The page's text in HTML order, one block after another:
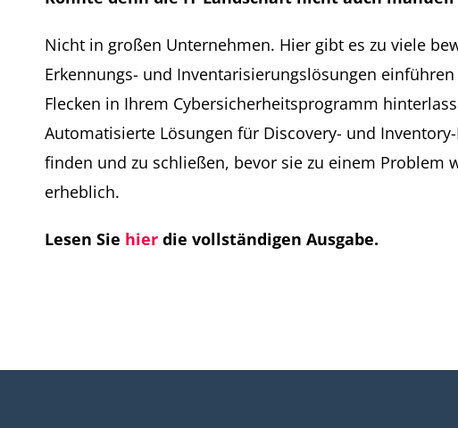
Nicht in großen Unternehmen. Hier gibt es zu viele
Erkennungs- und Inventarisierungslösungen
Flecken in Ihrem Cybersicherheitsprogramm
Automatisierte Lösungen für Discovery- und
finden und zu schließen, bevor sie zu einem Problem
erheblich.
Lesen Sie hier die vollständigen Ausgabe.